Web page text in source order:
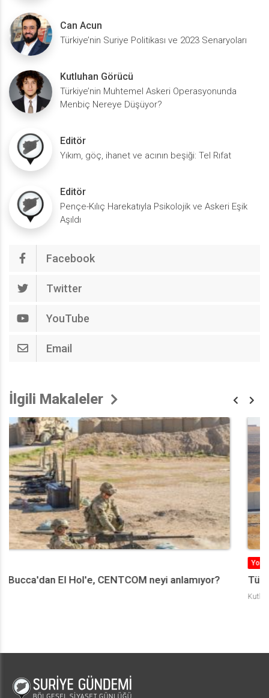
Can Acun
Türkiye’nin Suriye Politikası ve 2023 Senaryoları
Kutluhan Görücü
Türkiye’nin Muhtemel Askeri Operasyonunda
Menbiç Nereye Düşüyor?
Editör
Yıkım, göç, ihanet ve acının beşiği: Tel Rıfat
Editör
Pençe-Kılıç Harekatıyla Psikolojik ve Askeri Eşik
Aşıldı
Facebook
Twitter
YouTube
Email
İlgili Makaleler
Türkiye’nin Suriye Politikası ve 2023 Senaryoları